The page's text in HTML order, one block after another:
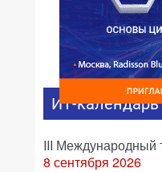
ИТ-календарь
III Международный
8 сентября 2026